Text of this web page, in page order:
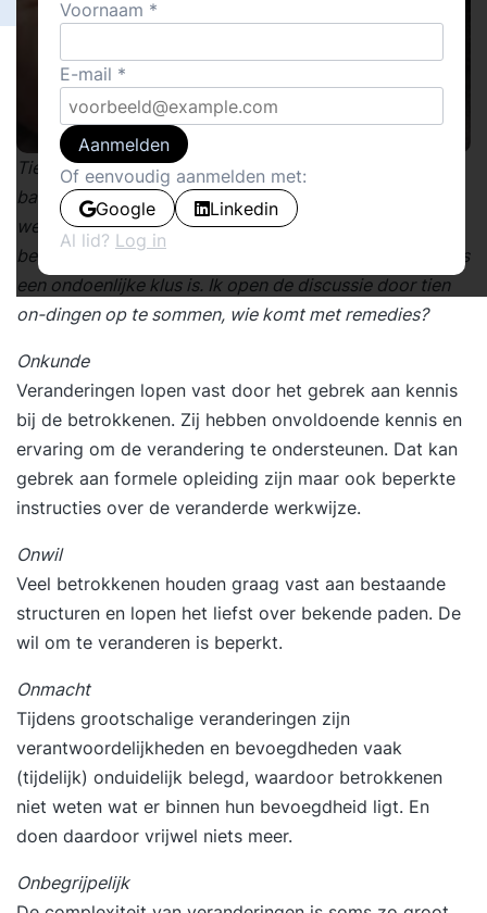
Tien blokkades bij verandermanagement. Tegen welke
barrières lopen managers op bij veranderprocessen en
welke remedies zijn er? Alle verandergoeroes ten spijt
bekruipt mij het gevoel dat veranderen van organisaties
een ondoenlijke klus is. Ik open de discussie door tien
on-dingen op te sommen, wie komt met remedies?
Onkunde
Veranderingen lopen vast door het gebrek aan kennis
bij de betrokkenen. Zij hebben onvoldoende kennis en
ervaring om de verandering te ondersteunen. Dat kan
gebrek aan formele opleiding zijn maar ook beperkte
instructies over de veranderde werkwijze.
Onwil
Veel betrokkenen houden graag vast aan bestaande
structuren en lopen het liefst over bekende paden. De
wil om te veranderen is beperkt.
Onmacht
Tijdens grootschalige veranderingen zijn
verantwoordelijkheden en bevoegdheden vaak
(tijdelijk) onduidelijk belegd, waardoor betrokkenen
niet weten wat er binnen hun bevoegdheid ligt. En
doen daardoor vrijwel niets meer.
Onbegrijpelijk
Voornaam
E-mail
Aanmelden
Of eenvoudig aanmelden met:
Google
Linkedin
Al lid? Log in